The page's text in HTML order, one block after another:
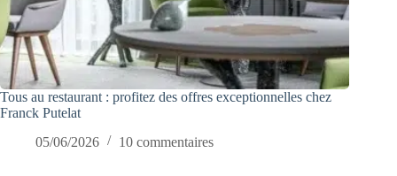
Tous au restaurant : profitez des offres exceptionnelles chez
Franck Putelat
05/06/2026
10 commentaires